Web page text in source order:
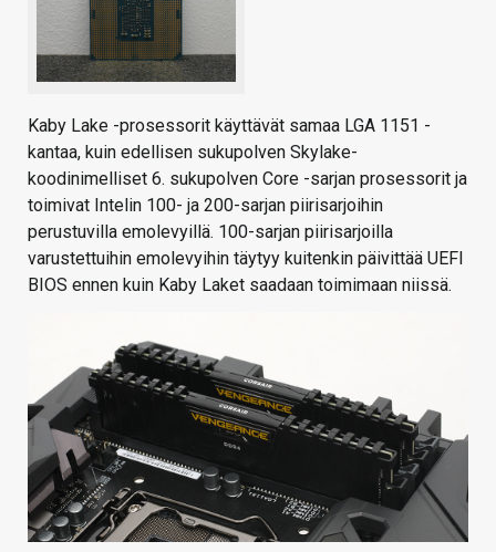
Kaby Lake -prosessorit käyttävät samaa LGA 1151 -
kantaa, kuin edellisen sukupolven Skylake-
koodinimelliset 6. sukupolven Core -sarjan prosessorit ja
toimivat Intelin 100- ja 200-sarjan piirisarjoihin
perustuvilla emolevyillä. 100-sarjan piirisarjoilla
varustettuihin emolevyihin täytyy kuitenkin päivittää UEFI
BIOS ennen kuin Kaby Laket saadaan toimimaan niissä.